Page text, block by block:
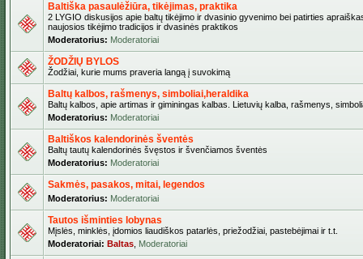
Baltiška pasaulėžiūra, tikėjimas, praktika
2 LYGIO diskusijos apie baltų tikėjimo ir dvasinio gyvenimo bei patirties
naujosios tikėjimo tradicijos ir dvasinės praktikos
Moderatorius: Moderatoriai
ŽODŽIŲ BYLOS
Žodžiai, kurie mums praveria langą į suvokimą
Baltų kalbos, rašmenys, simboliai,heraldika
Baltų kalbos, apie artimas ir giminingas kalbas. Lietuvių kalba, rašmenys,
Moderatorius: Moderatoriai
Baltiškos kalendorinės šventės
Baltų tautų kalendorinės švęstos ir švenčiamos šventės
Moderatorius: Moderatoriai
Sakmės, pasakos, mitai, legendos
Moderatorius: Moderatoriai
Tautos išminties lobynas
Mįslės, minklės, įdomios liaudiškos patarlės, priežodžiai, pastebėjimai ir t.t.
Moderatoriai: Baltas Moderatoriai